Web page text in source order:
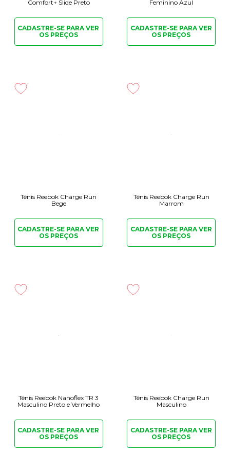
Comfort+ Slide Preto
CADASTRE-SE PARAVER
OS PREÇOS
Feminino Azul
CADASTRE-SE PARAVER
OS PREÇOS
Tênis Reebok Charge Run
Bege
CADASTRE-SE PARAVER
OS PREÇOS
Tênis Reebok Charge Run
Marrom
CADASTRE-SE PARAVER
OS PREÇOS
Tênis Reebok Nanoflex TR 3
Masculino Preto e Vermelho
CADASTRE-SE PARAVER
OS PREÇOS
Tênis Reebok Charge Run
Masculino
CADASTRE-SE PARAVER
OS PREÇOS